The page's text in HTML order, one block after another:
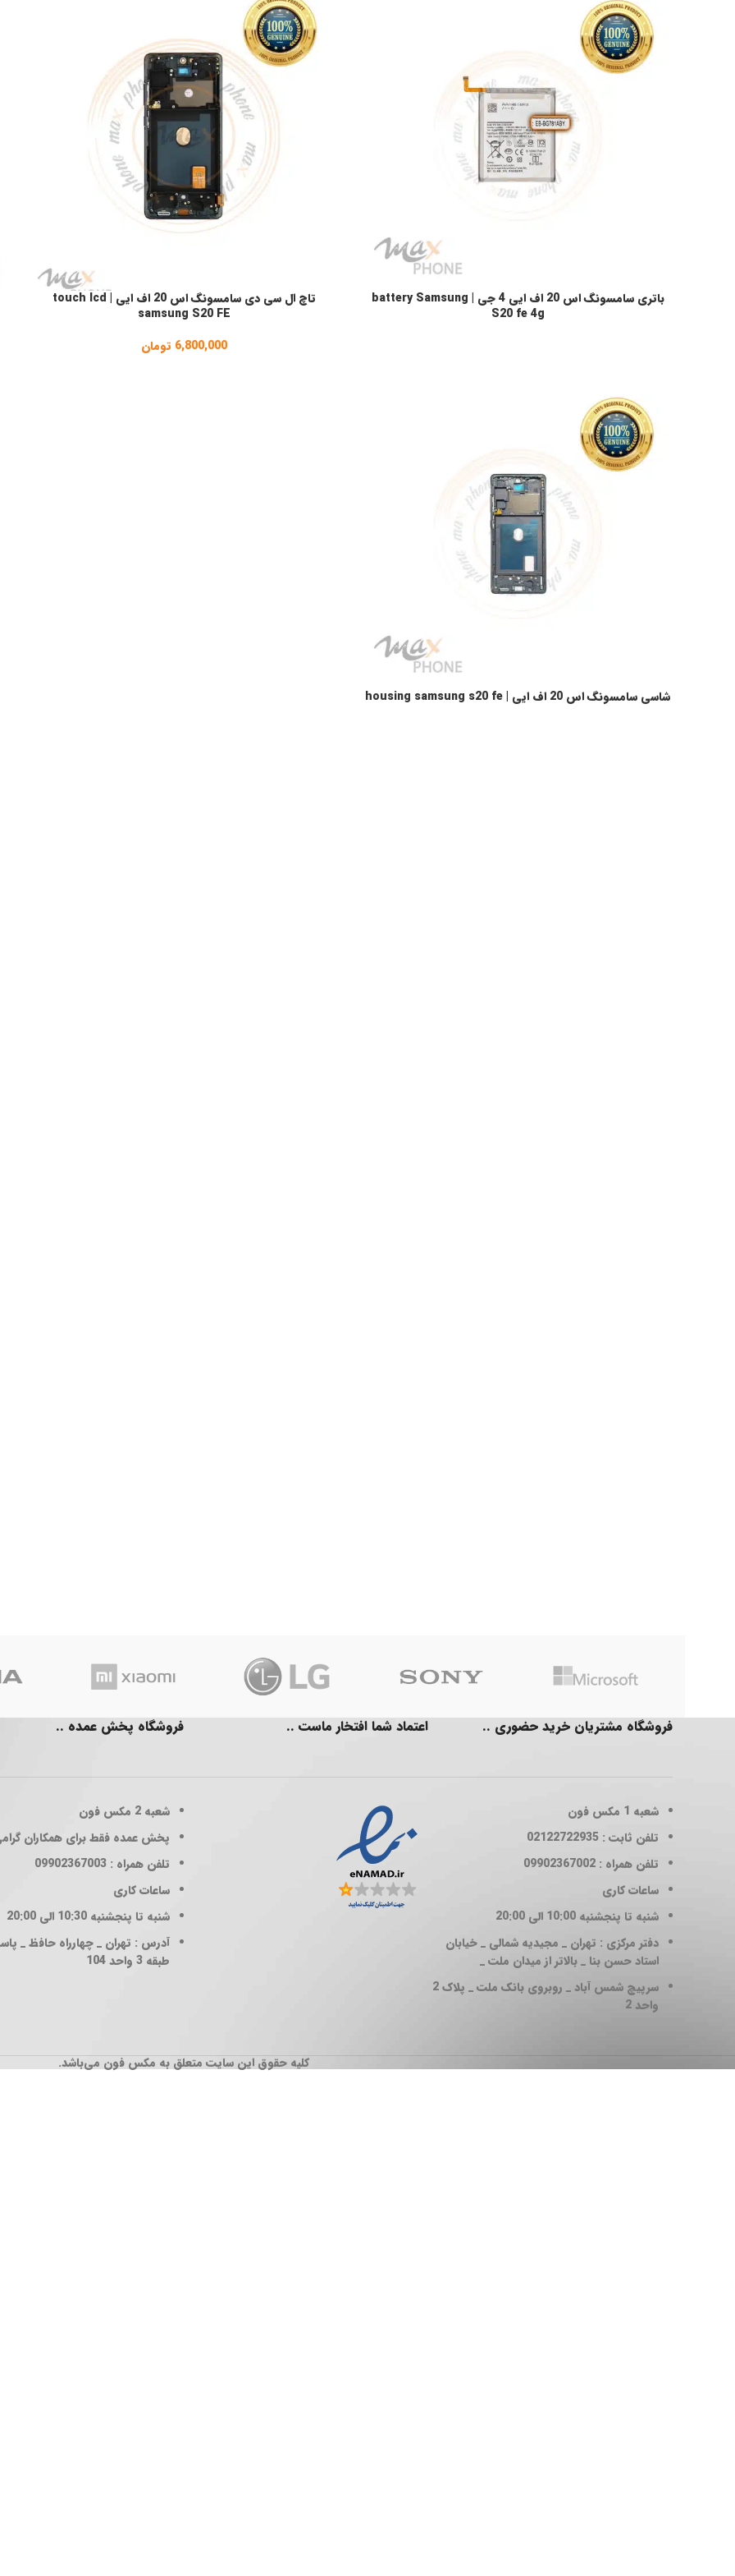
اطلاعات بیشتر
باتری سامسونگ اس 20 اف ایی 4 جی | battery Samsung
S20 fe 4g
انتخاب گزینه ها
تاچ ال سی دی سامسونگ اس 20 اف ایی | touch lcd
samsung S20 FE
6,800,000 تومان
اطلاعات بیشتر
شاسی سامسونگ اس 20 اف ایی | housing samsung s20 fe
فروشگاه مشتریان خرید حضوری ..
شعبه 1
مکس فون
تلفن ثابت : 02122722935
تلفن همراه : 09902367002
ساعات کاری
شنبه تا پنجشنبه 10:00 الی 20:00
دفتر مرکزی : تهران _ مجیدیه شمالی _ خیابان
استاد حسن بنا _ بالاتر از میدان ملت _
سرپیچ شمس آباد _ روبروی بانک ملت _ پلاک 2
واحد 2
اعتماد شما افتخار ماست .. فروشگاه پخش عمده ..
شعبه 2
مکس فون
پخش عمده فقط برای همکاران
تلفن همراه : 09902367003
ساعات کاری
شنبه تا پنجشنبه 10:30 الی 20:00
آدرس : تهران _ چهارراه حافظ _
طبقه 3 واحد 104
کلیه حقوق این سایت متعلق به مکس فون می‌باشد.